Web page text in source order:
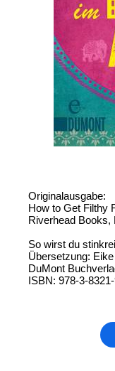
Originalausgabe:
How to Get Filthy
Riverhead Books,
So wirst du
Übersetzung:
DuMont
ISBN: 978-3-